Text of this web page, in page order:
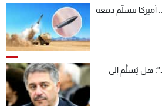
أميركا تتسلّم دفعة
هل يُسلَّم إلى